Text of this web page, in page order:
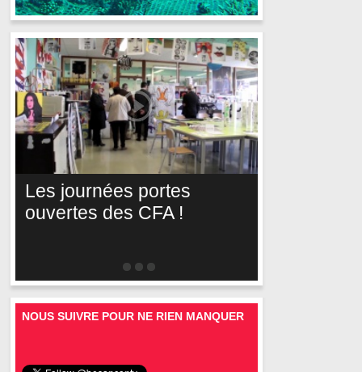
Les journées portes
ouvertes des CFA !
NOUS SUIVRE POUR NE RIEN MANQUER